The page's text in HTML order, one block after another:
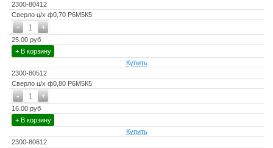
2300-80412
Сверло ц/х ф0,70 Р6М5К5
+
- 1
25.00 руб
+ В корзину
Купить
2300-80512
Сверло ц/х ф0,80 Р6М5К5
+
- 1
16.00 руб
+ В корзину
Купить
2300-80612